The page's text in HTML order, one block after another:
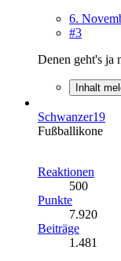
6.
#3
Denen geht's ja
Inhalt
Schwanzer19
Fußballikone
Reaktionen
500
Punkte
7.920
Beiträge
1.481